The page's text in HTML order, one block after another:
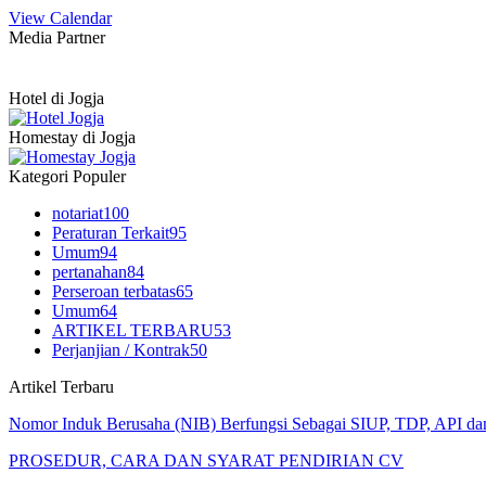
View Calendar
Media Partner
Hotel di Jogja
Homestay di Jogja
Kategori Populer
notariat100
Peraturan Terkait95
Umum94
pertanahan84
Perseroan terbatas65
Umum64
ARTIKEL TERBARU53
Perjanjian / Kontrak50
Artikel Terbaru
Nomor Induk Berusaha (NIB) Berfungsi Sebagai SIUP, TDP, API
PROSEDUR, CARA DAN SYARAT PENDIRIAN CV